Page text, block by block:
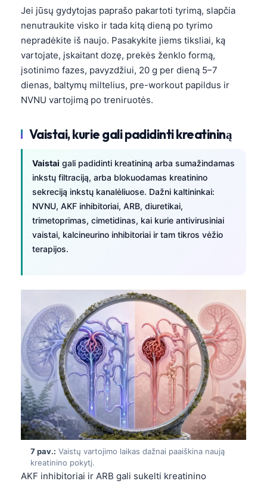
Jei jūsų gydytojas paprašo pakartoti tyrimą, slapčia
nenutraukite visko ir tada kitą dieną po tyrimo
nepradėkite iš naujo. Pasakykite jiems tiksliai, ką
vartojate, įskaitant dozę, prekės ženklo formą,
įsotinimo fazes, pavyzdžiui, 20 g per dieną 5–7
dienas, baltymų miltelius, pre-workout papildus ir
NVNU vartojimą po treniruotės.
Vaistai, kurie gali padidinti kreatininą
Vaistai gali padidinti kreatininą arba sumažindamas
inkstų filtraciją, arba blokuodamas kreatinino
sekreciją inkstų kanalėliuose. Dažni kaltininkai:
NVNU, AKF inhibitoriai, ARB, diuretikai,
trimetoprimas, cimetidinas, kai kurie antivirusiniai
vaistai, kalcineurino inhibitoriai ir tam tikros vėžio
terapijos.
7 pav.: Vaistų vartojimo laikas dažnai paaiškina naują
kreatinino pokytį.
AKF inhibitoriai ir ARB gali sukelti kreatinino
ဗမာစာ
ភាសាខ្មែរ
Kiswahili
አማርኛ
Українська
O‘zbekcha
Català
Қазақ тілі
Suomi
پښتو
سنڌي
සිංහල
অসমীয়া
Galego
Latviešu valoda
Euskara
Gàidhlig
Occitan
العربية المغربية
Afrikaans
Монгол